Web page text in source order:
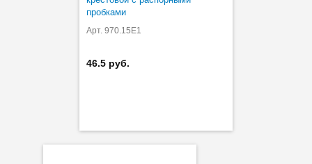
пробками
Арт. 970.15E1
46.5 руб.